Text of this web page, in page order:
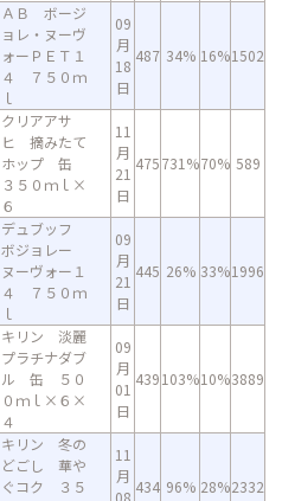
ＡＢ ボージ
ョレ・ヌーヴ
ォーＰＥＴ１
４ ７５０ｍ
ｌ
09
月
18
日
487 34% 16%1502
クリアアサ
ヒ 摘みたて
ホップ 缶
３５０ｍｌ×
６
11
月
21
日
475731%70% 589
デュブッフ
ボジョレー
ヌーヴォー１
４ ７５０ｍ
ｌ
09
月
21
日
445 26% 33%1996
キリン 淡麗
プラチナダブ
ル 缶 ５０
０ｍｌ×６×
４
09
月
01
日
439103%10%3889
キリン 冬の
どごし 華や
ぐコク ３５
11
月
08
434 96% 28%2332